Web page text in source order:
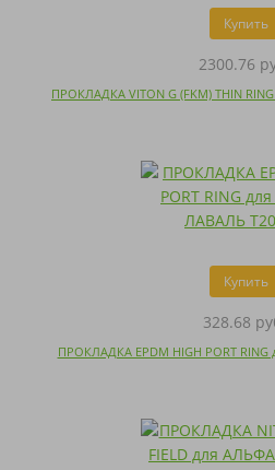
Купить
2300.76
ПРОКЛАДКА VITON G (FKM) THIN
Купить
328.68
ПРОКЛАДКА EPDM HIGH PORT